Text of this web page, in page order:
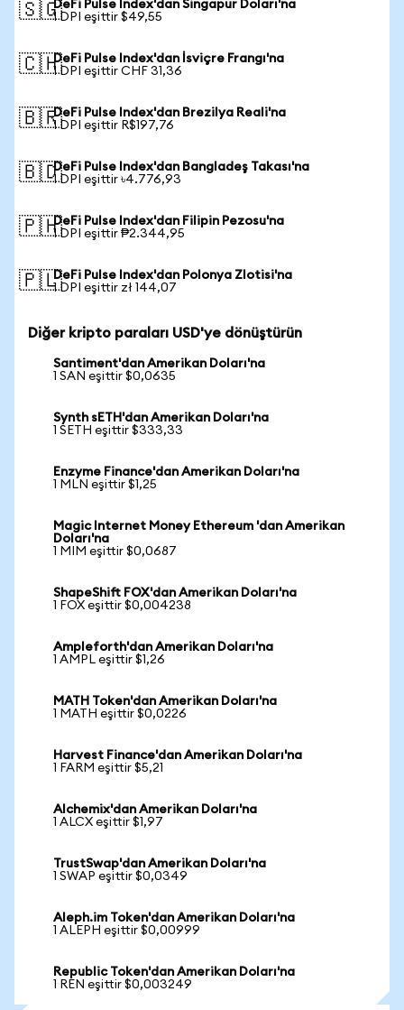
🇸🇬DeFi Pulse Index'dan Singapur Doları'na
1 DPI eşittir $49,55
🇨🇭DeFi Pulse Index'dan İsviçre Frangı'na
1 DPI eşittir CHF 31,36
🇧🇷DeFi Pulse Index'dan Brezilya Reali'na
1 DPI eşittir R$197,76
🇧🇩DeFi Pulse Index'dan Bangladeş Takası'na
1 DPI eşittir ৳4.776,93
🇵🇭DeFi Pulse Index'dan Filipin Pezosu'na
1 DPI eşittir ₱2.344,95
🇵🇱DeFi Pulse Index'dan Polonya Zlotisi'na
1 DPI eşittir zł 144,07
Diğer kripto paraları USD'ye dönüştürün
Santiment'dan Amerikan Doları'na
1 SAN eşittir $0,0635
Synth sETH'dan Amerikan Doları'na
1 SETH eşittir $333,33
Enzyme Finance'dan Amerikan Doları'na
1 MLN eşittir $1,25
Magic Internet Money Ethereum 'dan Amerikan
Doları'na
1 MIM eşittir $0,0687
ShapeShift FOX'dan Amerikan Doları'na
1 FOX eşittir $0,004238
Ampleforth'dan Amerikan Doları'na
1 AMPL eşittir $1,26
MATH Token'dan Amerikan Doları'na
1 MATH eşittir $0,0226
Harvest Finance'dan Amerikan Doları'na
1 FARM eşittir $5,21
Alchemix'dan Amerikan Doları'na
1 ALCX eşittir $1,97
TrustSwap'dan Amerikan Doları'na
1 SWAP eşittir $0,0349
Aleph.im Token'dan Amerikan Doları'na
1 ALEPH eşittir $0,00999
Republic Token'dan Amerikan Doları'na
1 REN eşittir $0,003249